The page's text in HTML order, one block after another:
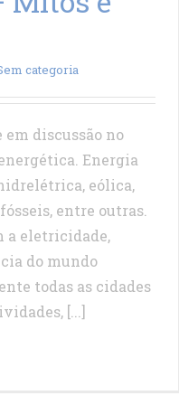
categoria
discussão no
Energia
eólica,
entre outras.
a eletricidade,
do mundo
todas as cidades
[...]